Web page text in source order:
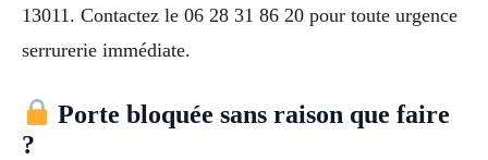
13011. Contactez le 06 28 31 86 20 pour toute urgence
serrurerie immédiate.
Porte bloquée sans raison que faire
?